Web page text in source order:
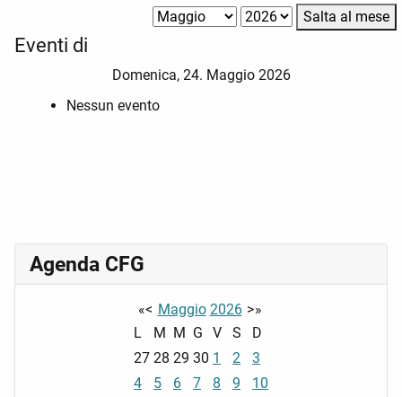
Salta al mese
Eventi di
Domenica, 24. Maggio 2026
Nessun evento
Agenda CFG
«< Maggio 2026 >»
L
M M G V S
D
27 28 29 30 1 2
3
4
5 6 7 8 9
10